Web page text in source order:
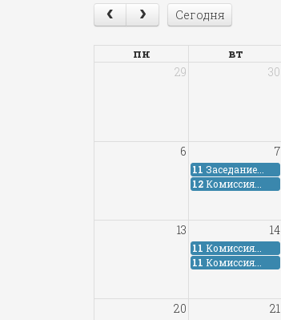
Сегодня
пн вт
29
30
6 7
11 Заседание...
12 Комиссия...
13 14
11 Комиссия...
11 Комиссия...
20 21